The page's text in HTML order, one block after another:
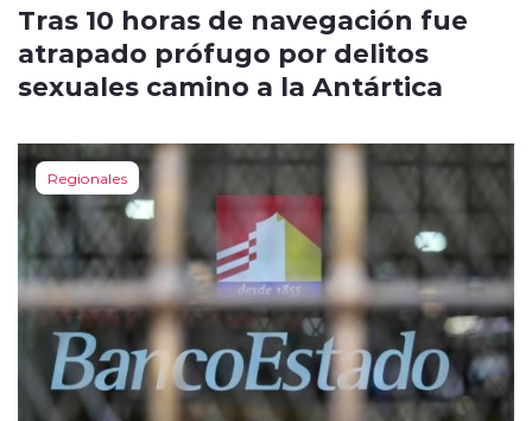
Tras 10 horas de navegación fue
atrapado prófugo por delitos
sexuales camino a la Antártica
Regionales